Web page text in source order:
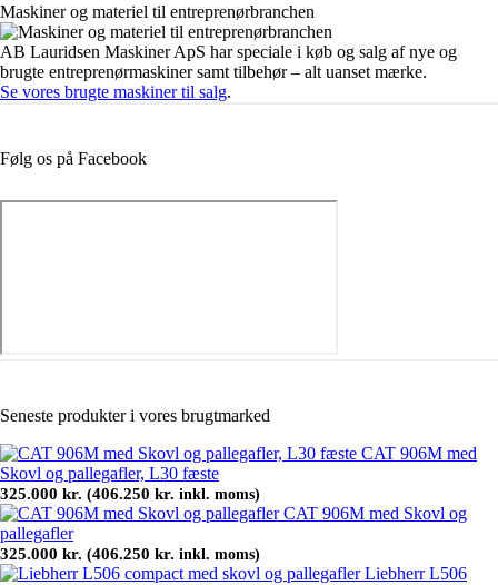
Maskiner og materiel til entreprenørbranchen
AB Lauridsen Maskiner ApS har speciale i køb og salg af nye og
brugte entreprenørmaskiner samt tilbehør – alt uanset mærke.
Se vores brugte maskiner til salg.
Følg os på Facebook
Seneste produkter i vores brugtmarked
CAT 906M med
Skovl og pallegafler, L30 fæste
325.000 kr. (406.250 kr. inkl. moms)
CAT 906M med Skovl og
pallegafler
325.000 kr. (406.250 kr. inkl. moms)
Liebherr L506